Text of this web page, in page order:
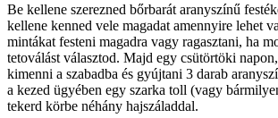
Be kellene szerezned bőrbarát aranyszínű
kellene kenned vele magadat amennyire lehet
mintákat festeni magadra vagy ragasztani, ha
tetoválást választod. Majd egy csütörtöki
kimenni a szabadba és gyújtani 3 darab
a kezed ügyében egy szarka toll (vagy
tekerd körbe néhány hajszáladdal.